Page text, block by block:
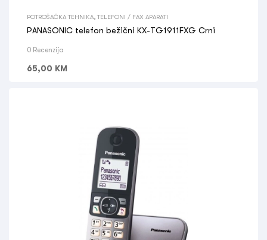
POTROŠAČKA TEHNIKA TELEFONI / FAX APARATI
PANASONIC telefon bežični KX-TG1911FXG Crni
0 Recenzija
65,00 KM